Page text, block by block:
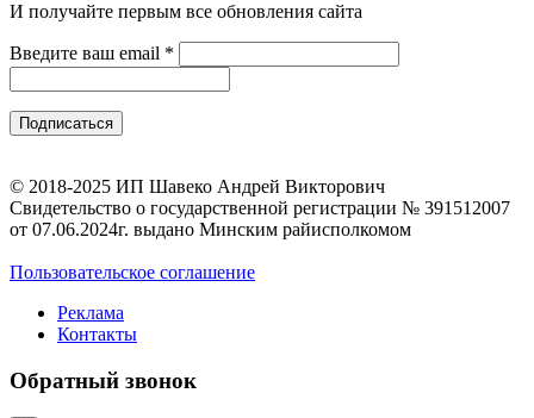
И получайте первым все обновления сайта
Введите ваш email *
© 2018-2025 ИП Шавеко Андрей Викторович
Свидетельство о государственной регистрации № 391512007
от 07.06.2024г. выдано Минским райисполкомом
Пользовательское соглашение
Реклама
Контакты
Обратный звонок